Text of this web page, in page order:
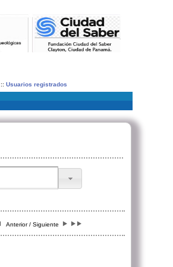
:: Usuarios registrados
Anterior / Siguiente